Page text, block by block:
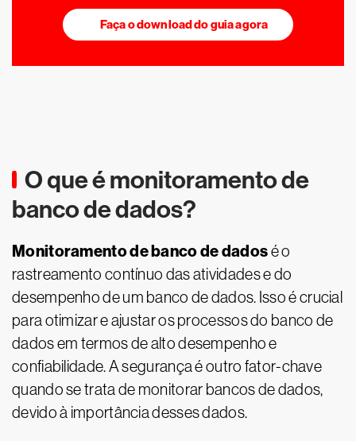
Faça o download do guia agora
O que é monitoramento de
banco de dados?
Monitoramento de banco de dadosé o
rastreamento contínuo das atividades e do
desempenho de um banco de dados. Isso é crucial
para otimizar e ajustar os processos do banco de
dados em termos de alto desempenho e
confiabilidade. A segurança é outro fator-chave
quando se trata de monitorar bancos de dados,
devido à importância desses dados.